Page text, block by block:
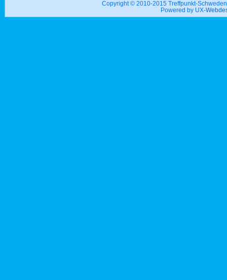
Copyright © 2010-2015 Treffpunkt-
Powered by UX-